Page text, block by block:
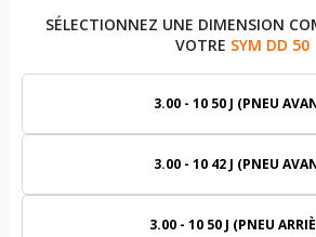
SÉLECTIONNEZ UNE DIMENSION
VOTRE SYM DD 50
3.00 - 10 50 J (PNEU
3.00 - 10 42 J (PNEU
3.00 - 10 50 J (PNEU